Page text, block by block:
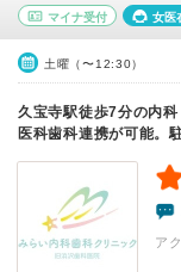
マイナ受付 女医
土曜（〜12:30）
久宝寺駅徒歩7分の内
医科歯科連携が可能。
ア